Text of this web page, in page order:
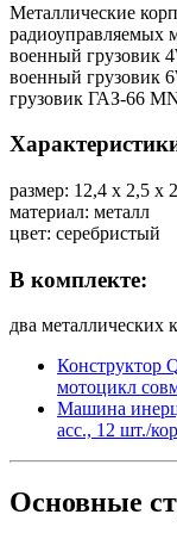
Металлические
радиоуправляемых
военный грузовик
военный грузовик
грузовик ГАЗ-66
размер: 12,4 x 2,5 x
материал: металл
цвет: серебристый
В комплекте:
два металлических
Конструктор
мотоцикл
Машина
асс., 12 шт./
Основные